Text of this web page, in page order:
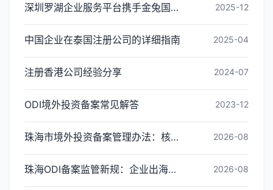
深圳罗湖企业服务平台携手金兔国际ODI备案专家,共建跨境出海全链条服务新生态 2025-12
中国企业在泰国注册公司的详细指南 2025-04
注册香港公司经验分享 2024-07
ODI境外投资备案常见解答 2023-12
珠海市境外投资备案管理办法：核心内容与办理指引 2026-08
珠海ODI备案监管新规：企业出海投资合规红线梳理 2026-08